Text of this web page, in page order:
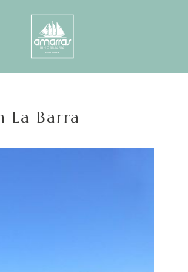
La Barra